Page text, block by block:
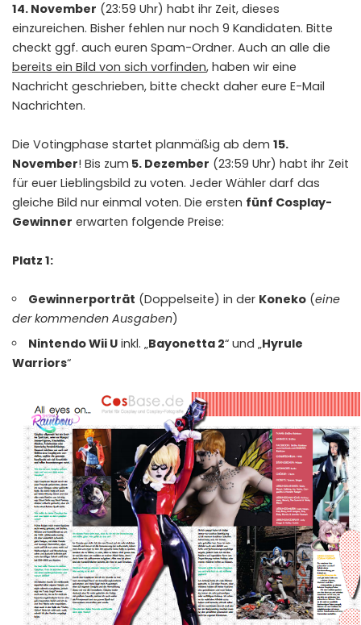
14. November (23:59 Uhr) habt ihr Zeit, dieses
einzureichen. Bisher fehlen nur noch 9 Kandidaten. Bitte
checkt ggf. auch euren Spam-Ordner. Auch an alle die
bereits ein Bild von sich vorfinden, haben wir eine
Nachricht geschrieben, bitte checkt daher eure E-Mail
Nachrichten.
Die Votingphase startet planmäßig ab dem 15.
November! Bis zum 5. Dezember (23:59 Uhr) habt ihr Zeit
für euer Lieblingsbild zu voten. Jeder Wähler darf das
gleiche Bild nur einmal voten. Die ersten fünf Cosplay-
Gewinner erwarten folgende Preise:
Platz 1:
Gewinnerporträt (Doppelseite) in der Koneko (eine
der kommenden Ausgaben)
Nintendo Wii U inkl. „Bayonetta 2“ und „Hyrule
Warriors“